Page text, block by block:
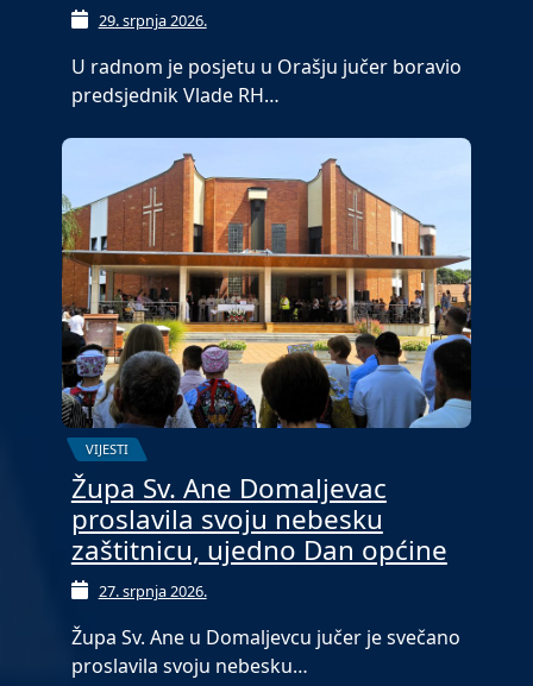
29. srpnja 2026.
U radnom je posjetu u Orašju jučer boravio
predsjednik Vlade RH…
VIJESTI
Župa Sv. Ane Domaljevac
proslavila svoju nebesku
zaštitnicu, ujedno Dan općine
27. srpnja 2026.
Župa Sv. Ane u Domaljevcu jučer je svečano
proslavila svoju nebesku…